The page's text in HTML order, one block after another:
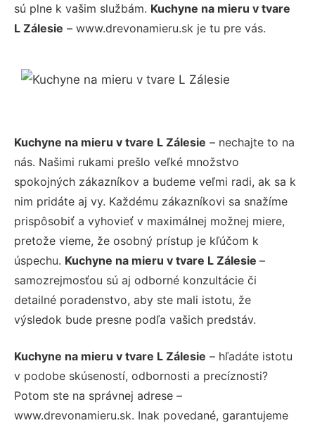
sú plne k vašim službám. Kuchyne na mieru v tvare
L Zálesie – www.drevonamieru.sk je tu pre vás.
Kuchyne na mieru v tvare L Zálesie – nechajte to na
nás. Našimi rukami prešlo veľké množstvo
spokojných zákazníkov a budeme veľmi radi, ak sa k
nim pridáte aj vy. Každému zákazníkovi sa snažíme
prispôsobiť a vyhovieť v maximálnej možnej miere,
pretože vieme, že osobný prístup je kľúčom k
úspechu. Kuchyne na mieru v tvare L Zálesie –
samozrejmosťou sú aj odborné konzultácie či
detailné poradenstvo, aby ste mali istotu, že
výsledok bude presne podľa vašich predstáv.
Kuchyne na mieru v tvare L Zálesie – hľadáte istotu
v podobe skúseností, odbornosti a precíznosti?
Potom ste na správnej adrese –
www.drevonamieru.sk. Inak povedané, garantujeme